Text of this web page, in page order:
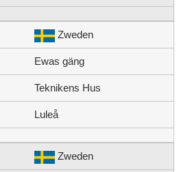
Zweden
Ewas gäng
Teknikens Hus
Luleå
Zweden